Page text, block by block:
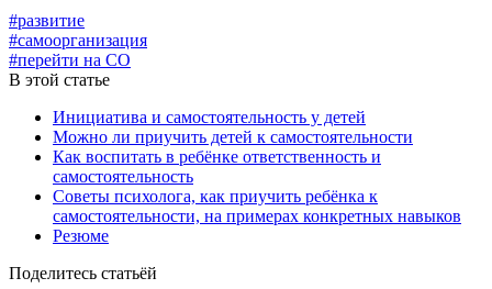
#развитие
#самоорганизация
#перейти на СО
В этой статье
Инициатива и самостоятельность у детей
Можно ли приучить детей к самостоятельности
Как воспитать в ребёнке ответственность и
самостоятельность
Советы психолога, как приучить ребёнка к
самостоятельности, на примерах конкретных навыков
Резюме
Поделитесь статьёй